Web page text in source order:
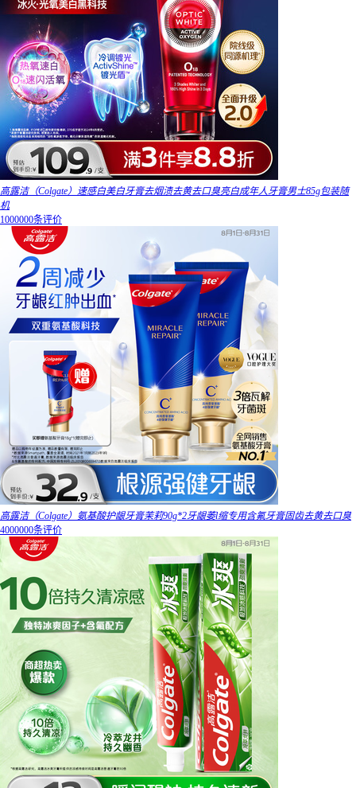
高露洁（Colgate）速感白美白牙膏去烟渍去黄去口臭亮白成年人牙膏男士85g包装随
机
1000000条评价
高露洁（Colgate）氨基酸护龈牙膏茉莉90g*2牙龈萎l缩专用含氟牙膏固齿去黄去口臭
4000000条评价